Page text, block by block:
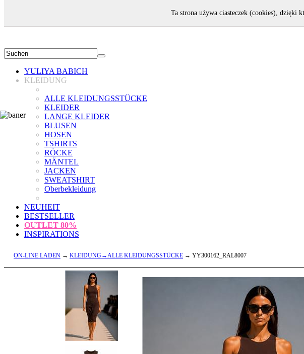
YULIYA BABICH
KLEIDUNG
ALLE KLEIDUNGSSTÜCKE
KLEIDER
LANGE KLEIDER
BLUSEN
HOSEN
TSHIRTS
RÖCKE
MÄNTEL
JACKEN
SWEATSHIRT
Oberbekleidung
NEUHEIT
BESTSELLER
OUTLET 80%
INSPIRATIONS
ON-LINE LADEN → KLEIDUNG→ALLE KLEIDUNGSSTÜCKE → YY300162_RAL8007
Ta strona używa ciasteczek (cookies), dzięki